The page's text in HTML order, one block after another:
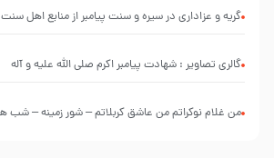
گریه و عزاداری در سیره و سنت پیامبر از منابع اهل سنت
گالری تصاویر : شهادت پیامبر اکرم صلی الله علیه و آله